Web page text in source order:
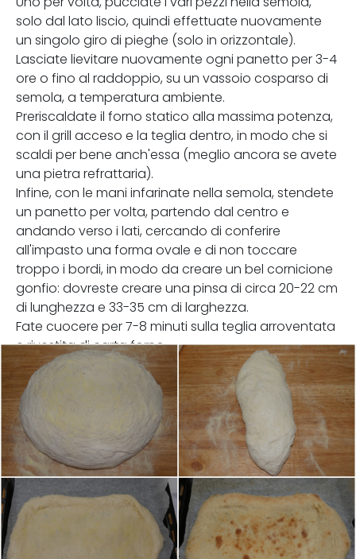
solo dal lato liscio, quindi effettuate nuovamente
un singolo giro di pieghe (solo in orizzontale).
Lasciate lievitare nuovamente ogni panetto per 3-4
ore o fino al raddoppio, su un vassoio cosparso di
semola, a temperatura ambiente.
Preriscaldate il forno statico alla massima potenza,
con il grill acceso e la teglia dentro, in modo che si
scaldi per bene anch'essa (meglio ancora se avete
una pietra refrattaria).
Infine, con le mani infarinate nella semola, stendete
un panetto per volta, partendo dal centro e
andando verso i lati, cercando di conferire
all'impasto una forma ovale e di non toccare
troppo i bordi, in modo da creare un bel cornicione
gonfio: dovreste creare una pinsa di circa 20-22 cm
di lunghezza e 33-35 cm di larghezza.
Fate cuocere per 7-8 minuti sulla teglia arroventata
e rivestita di carta forno.